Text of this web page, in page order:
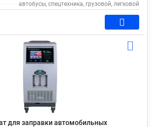
автобусы, спецтехника, грузовой, легковой
для заправки автомобильных